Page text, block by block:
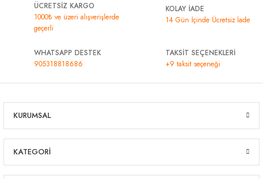
ÜCRETSİZ KARGO
1000₺ ve üzeri alışverişlerde
geçerli
KOLAY İADE
14 Gün İçinde Ücretsiz İade
WHATSAPP DESTEK
905318818686
TAKSİT SEÇENEKLERİ
+9 taksit seçeneği
KURUMSAL
KATEGORİ